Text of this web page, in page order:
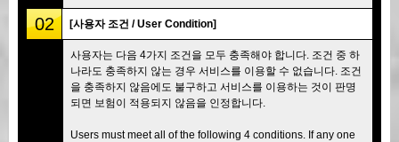
02 [사용자 조건 / User Condition]
사용자는 다음 4가지 조건을 모두 충족해야 합니다. 조건 중 하
나라도 충족하지 않는 경우 서비스를 이용할 수 없습니다. 조건
을 충족하지 않음에도 불구하고 서비스를 이용하는 것이 판명
되면 보험이 적용되지 않음을 인정합니다.
Users must meet all of the following 4 conditions. If any one